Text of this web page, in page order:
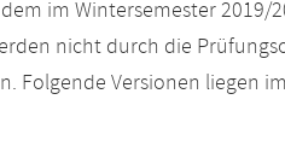
im Wintersemester
nicht durch die
Folgende Versionen liegen